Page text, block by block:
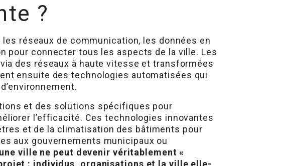
?
réseaux de communication, les données en
pour connecter tous les aspects de la ville. Les
des réseaux à haute vitesse et transformées
ensuite des technologies automatisées qui
et des solutions spécifiques pour
l’efficacité. Ces technologies innovantes
et de la climatisation des bâtiments pour
aux gouvernements municipaux ou
une ville ne peut devenir véritablement «
: individus, organisations et la ville elle-